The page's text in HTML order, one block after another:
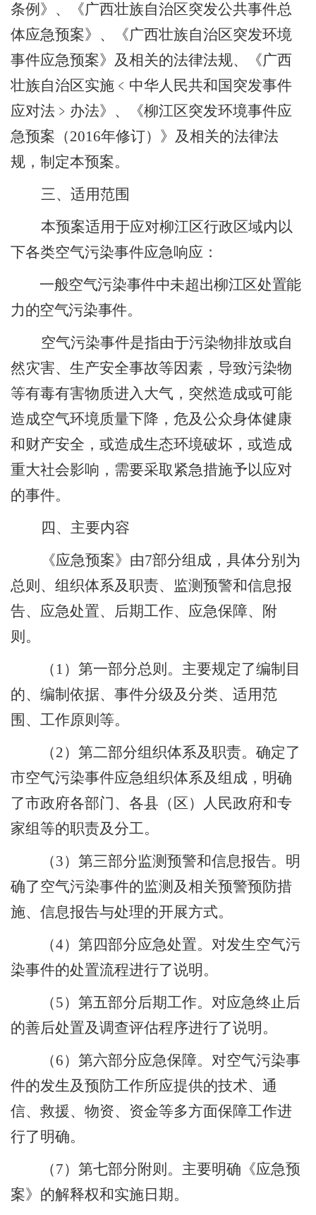
条例》、《广西壮族自治区突发公共事件总
体应急预案》、《广西壮族自治区突发环境
事件应急预案》及相关的法律法规、《广西
壮族自治区实施 ﹤ 中华人民共和国突发事件
应对法 ﹥ 办法》、《柳江区突发环境事件应
急预案（2016年修订）》及相关的法律法
规，制定本预案。
三、适用范围
本预案适用于应对柳江区行政区域内以
下各类空气污染事件应急响应：
一般空气污染事件中未超出柳江区处置能
力的空气污染事件。
空气污染事件是指由于污染物排放或自
然灾害、生产安全事故等因素，导致污染物
等有毒有害物质进入大气，突然造成或可能
造成空气环境质量下降，危及公众身体健康
和财产安全，或造成生态环境破坏，或造成
重大社会影响，需要采取紧急措施予以应对
的事件。
四、主要内容
《应急预案》由7部分组成，具体分别为
总则、组织体系及职责、监测预警和信息报
告、应急处置、后期工作、应急保障、附
则。
（ 1）第一部分总则。主要规定了编制目
的、编制依据、事件分级及分类、适用范
围、工作原则等。
（2）第二部分组织体系及职责。确定了
市空气污染事件应急组织体系及组成，明确
了市政府各部门、各县（区）人民政府和专
家组等的职责及分工。
（3）第三部分监测预警和信息报告。明
确了空气污染事件的监测及相关预警预防措
施、信息报告与处理的开展方式。
（4）第四部分应急处置。对发生空气污
染事件的处置流程进行了说明。
（5）第五部分后期工作。对应急终止后
的善后处置及调查评估程序进行了说明。
（6）第六部分应急保障。对空气污染事
件的发生及预防工作所应提供的技术、通
信、救援、物资、资金等多方面保障工作进
行了明确。
（7）第七部分附则。主要明确《应急预
案》的解释权和实施日期。